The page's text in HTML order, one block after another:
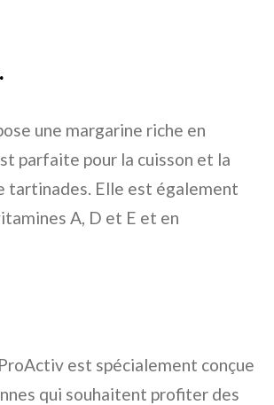
une margarine riche en
parfaite pour la cuisson et la
tartinades. Elle est également
A, D et E et en
est spécialement conçue
qui souhaitent profiter des